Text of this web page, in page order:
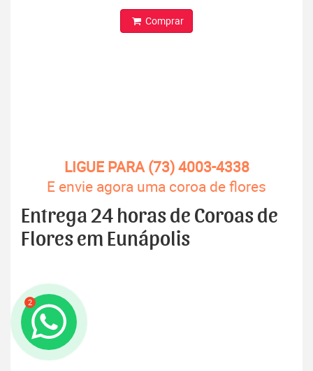
2
Comprar
LIGUE PARA (73) 4003-4338
E envie agora uma coroa de flores
Entrega 24 horas de Coroas de
Flores em Eunápolis